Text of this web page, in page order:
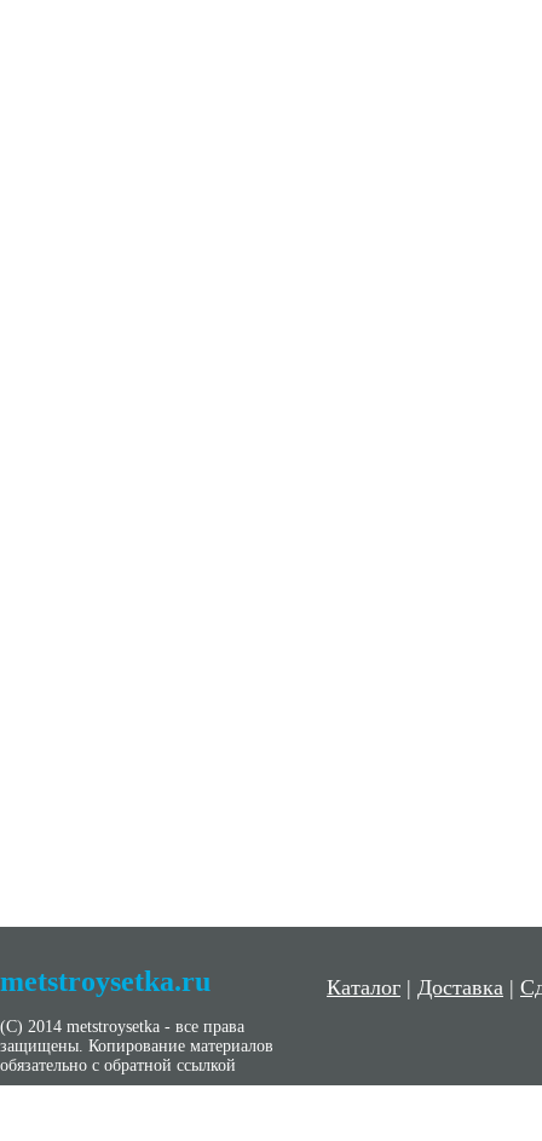
metstroysetka.ru
(С) 2014 metstroysetka - все права
защищены. Копирование материалов
обязательно с обратной ссылкой
Каталог | Доставка |